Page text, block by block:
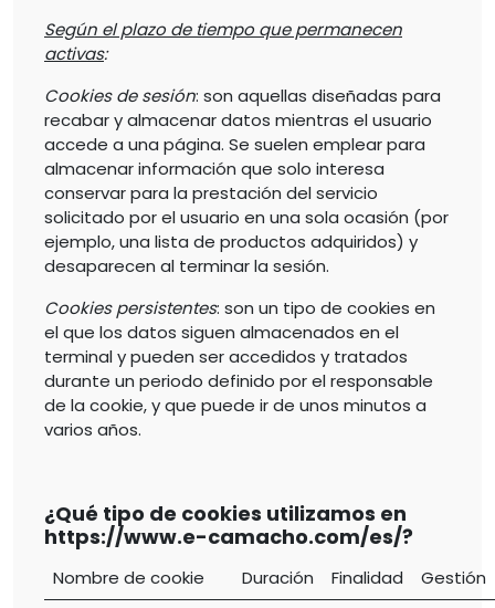
Según el plazo de tiempo que permanecen
activas:
Cookies de sesión: son aquellas diseñadas para
recabar y almacenar datos mientras el usuario
accede a una página. Se suelen emplear para
almacenar información que solo interesa
conservar para la prestación del servicio
solicitado por el usuario en una sola ocasión (por
ejemplo, una lista de productos adquiridos) y
desaparecen al terminar la sesión.
Cookies persistentes: son un tipo de cookies en
el que los datos siguen almacenados en el
terminal y pueden ser accedidos y tratados
durante un periodo definido por el responsable
de la cookie, y que puede ir de unos minutos a
varios años.
¿Qué tipo de cookies utilizamos en
https://www.e-camacho.com/es/?
Nombre de cookie Duración Finalidad Gestión